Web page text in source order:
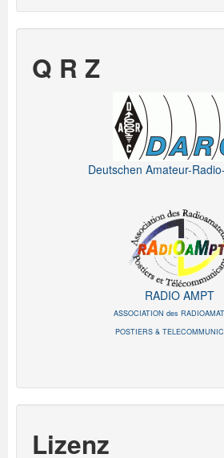
Q R Z
Deutschen Amateur-
RADIO AMPT
ASSOCIATION des
POSTIERS &
Lizenz